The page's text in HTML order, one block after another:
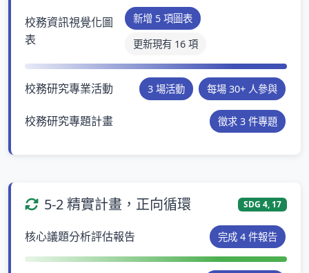
校務資訊視覺化圖
表
新增 5 項圖表
更新現有 16 項
校務研究專業活動 3 場活動 每場 30+ 人參與
校務研究專題計畫 徵求 3 件專題
5-2 精實計畫，正向循環 SDG 4, 17
核心議題分析評估報告 完成 4 件報告